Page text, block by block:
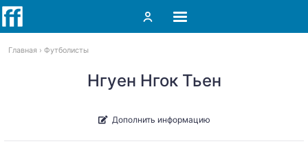
Главная Футболисты
Нгуен Нгок Тьен
Дополнить информацию